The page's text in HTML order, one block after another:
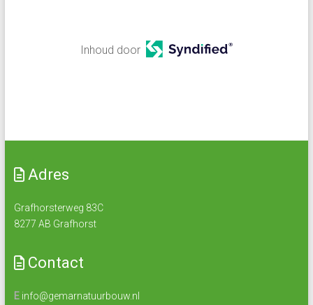
Inhoud door
Adres
Grafhorsterweg 83C
8277 AB Grafhorst
Contact
E info@gemarnatuurbouw.nl